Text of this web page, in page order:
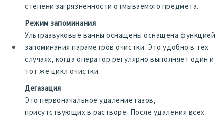
степени загрязненности отмываемого предмета.
Режим запоминания
Ультразвуковые ванны оснащены оснащена функцией
запоминания параметров очистки. Это удобно в тех
случаях, когда оператор регулярно выполняет один и
тот же цикл очистки.
Дегазация
Это первоначальное удаление газов,
присутствующих в растворе. После удаления всех